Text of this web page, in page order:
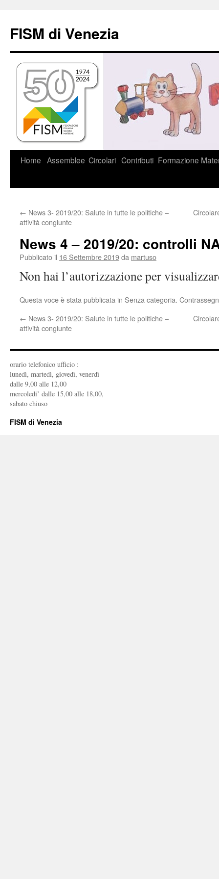
contenuto
FISM di Venezia
Home Assemblee Circolari Contributi Formazione
← News 3- 2019/20: Salute in tutte le politiche –
attività congiunte
News 4 – 2019/20: controlli
Pubblicato il 16 Settembre 2019da martuso
Non hai l’autorizzazione per
Questa voce è stata pubblicata in Senza categoria.
← News 3- 2019/20: Salute in tutte le politiche –
attività congiunte
orario telefonico ufficio :
lunedì, martedì, giovedì, venerdì
dalle 9,00 alle 12,00
mercoledi’ dalle 15,00 alle 18,00,
sabato chiuso
FISM di Venezia